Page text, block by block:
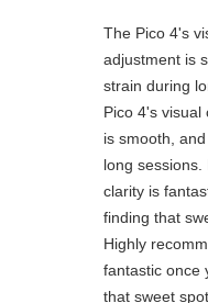
"The Pico 4's
adjustment is
strain during
Pico 4's visual
is smooth,
long
clarity is
finding that
Highly
fantastic once
that sweet